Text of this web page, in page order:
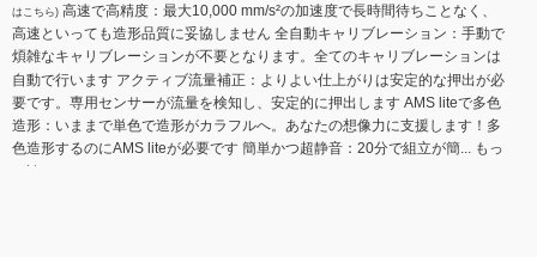
はこちら) 高速で高精度：最大10,000 mm/s²の加速度で長時間待ちことなく、
高速といっても造形品質に妥協しません 全自動キャリブレーション：手動で
煩雑なキャリブレーションが不要となります。全てのキャリブレーションは
自動で行います アクティブ流量補正：よりよい仕上がりは安定的な押出が必
要です。専用センサーが流量を検知し、安定的に押出します AMS liteで多色
造形：いままで単色で造形がカラフルへ。あなたの想像力に支援します！多
色造形するのにAMS liteが必要です 簡単かつ超静音：20分で組立が簡... もっ
と読む